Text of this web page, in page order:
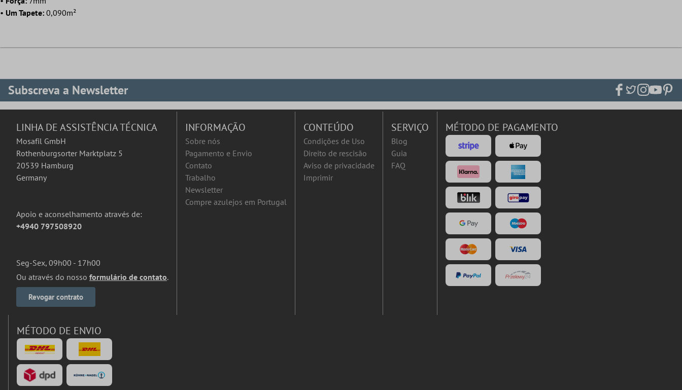
• Um Tapete: 0,090m²
Subscreva a Newsletter
LINHA DE ASSISTÊNCIA TÉCNICA
Mosafil GmbH
Rothenburgsorter Marktplatz 5
20539 Hamburg
Germany
Apoio e aconselhamento através de:
+4940 797508920
Seg-Sex, 09h00 - 17h00
Ou através do nosso formulário de contato.
Revogar contrato
INFORMAÇÃO
Sobre nós
Pagamento e Envio
Contato
Trabalho
Newsletter
Compre azulejos em Portugal
CONTEÚDO
Condições de Uso
Direito de rescisão
Aviso de privacidade
Imprimir
SERVIÇO
Blog
Guia
FAQ
MÉTODO DE PAGAMENTO
MÉTODO DE ENVIO